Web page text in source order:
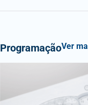
ProgramaçãoVer